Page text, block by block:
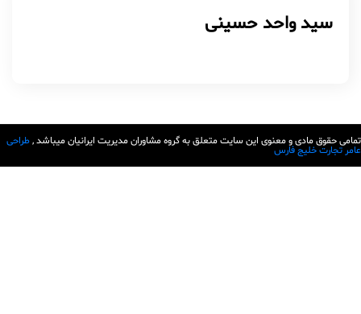
سید واحد حسینی
تمامی حقوق مادی و معنوی این سایت متعلق به گروه مشاوران مدیریت ایرانیان میباشد ,طراحی
عامر تجارت خلیج فارس